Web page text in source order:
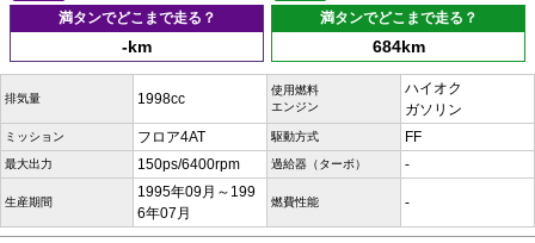
満タンでどこまで走る？
-km
満タンでどこまで走る？
684km
排気量 1998cc
使用燃料
エンジン
ハイオク
ガソリン
ミッション フロア4AT 駆動方式 FF
最大出力 150ps/6400rpm 過給器（ターボ） -
生産期間
1995年09月～199
6年07月
燃費性能 -